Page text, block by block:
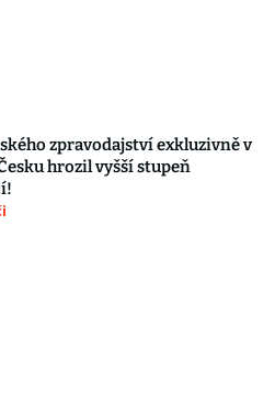
zpravodajství exkluzivně v
hrozil vyšší stupeň